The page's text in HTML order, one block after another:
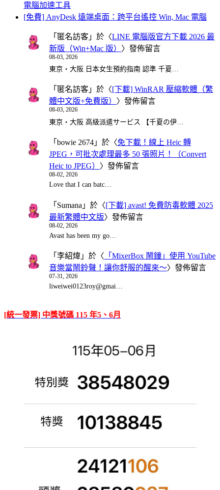
電腦加速工具
[免費] AnyDesk 遠端桌面：跨平台遙控 Win, Mac 電腦
「 匿名訪客 」於〈LINE 電腦版官方下載 2026 最
新版（Win+Mac 版） 〉發佈留言
08-03, 2026
東京・大阪 日本女生預約指南 認準 千夏…
「 匿名訪客 」於〈 [下載] WinRAR 壓縮軟體（繁
體中文版+免費版）
〉發佈留言
08-03, 2026
東京・大阪 高級派遣サービス 【千夏の伊…
「 bowie 2674 」於〈免下載！線上 Heic 轉
JPEG，可批次處理最多 50 張照片！（Convert
Heic to JPEG） 〉發佈留言
08-02, 2026
Love that I can batc…
「 Sumana 」於〈[下載] avast! 免費防毒軟體 2025
最新繁體中文版〉發佈留言
08-02, 2026
Avast has been my go…
「 李紹煒 」於〈 「MixerBox 鬧鐘」使用 YouTube
音樂當鬧鈴聲！讓你舒服的醒來～〉發佈留言
07-31, 2026
liweiwei0123roy@gmai…
[統一發票] 中獎號碼 115 年5、6月